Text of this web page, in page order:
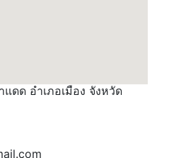
ดด อำเภอเมือง จังหวัด